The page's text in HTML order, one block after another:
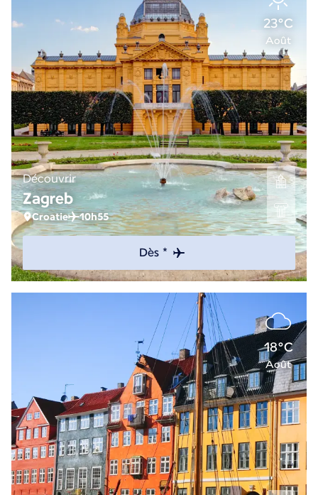
23°C
Août
Découvrir
Zagreb
Croatie 10h55
Dès *
18°C
Août